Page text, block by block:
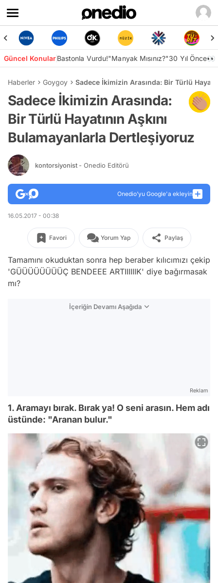
Güncel KonularBastonla Vurdu!"Manyak Mısınız?"30 Yıl Önce👀
Haberler Goygoy Sadece İkimizin Arasında: Bir Türlü
Sadece İkimizin Arasında:
Bir Türlü Hayatının Aşkını
Bulamayanlarla Dertleşiyoruz
kontorsiyonist - Onedio Editörü
Onedio’yu Google'a ekleyin
16.05.2017 - 00:38
Favori Yorum Yap Paylaş
Tamamını okuduktan sonra hep beraber kılıcımızı çekip
'GÜÜÜÜÜÜÜÜÇ BENDEEE ARTIIIIIIK' diye bağırmasak
mı?
İçeriğin Devamı Aşağıda
Reklam
1. Aramayı bırak. Bırak ya! O seni arasın. Hem adı
üstünde: "Aranan bulur."